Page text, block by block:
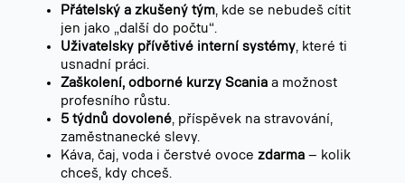
Přátelský a zkušený tým, kde se nebudeš cítit
jen jako „další do počtu“.
Uživatelsky přívětivé interní systémy, které ti
usnadní práci.
Zaškolení, odborné kurzy Scania a možnost
profesního růstu.
5 týdnů dovolené, příspěvek na stravování,
zaměstnanecké slevy.
Káva, čaj, voda i čerstvé ovoce zdarma – kolik
chceš, kdy chceš.